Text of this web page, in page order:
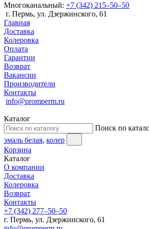
Многоканальный: +7 (342) 215‒50‒50
г. Пермь, ул. Дзержинского, 61
Главная
Доставка
Колеровка
Оплата
Гарантии
Возврат
Вакансии
Производители
Контакты
info@promperm.ru
Каталог
Поиск по
эмаль белая, колер
Корзина
Каталог
О компании
Доставка
Колеровка
Возврат
Контакты
+7 (342) 277‒50‒50
г. Пермь, ул. Дзержинского, 61